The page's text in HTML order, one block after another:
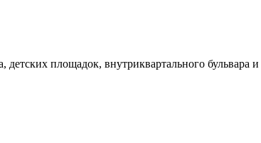
площадок, внутриквартального бульвара